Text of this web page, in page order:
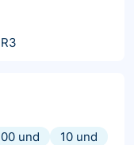
und
10 und